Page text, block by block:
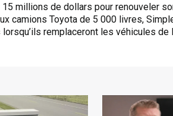
15 millions de dollars pour renouveler
camions Toyota de 5 000 livres,
remplaceront les véhicules de